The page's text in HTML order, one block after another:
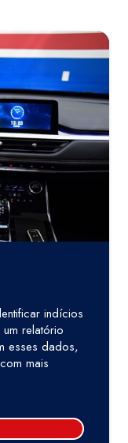
indícios
relatório
esses dados,
mais